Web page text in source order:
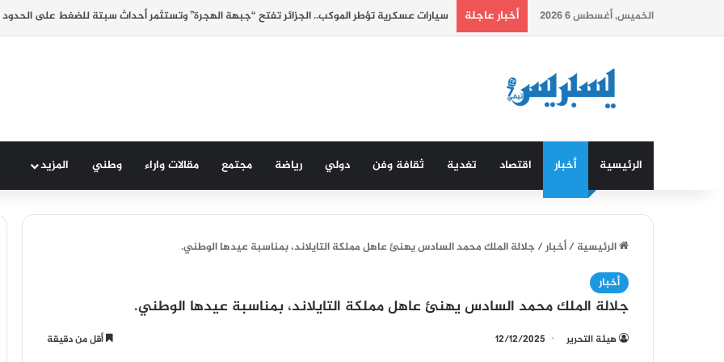
الخميس, أغسطس 6 2026 أخبار عاجلة سيارات عسكرية تؤطر الموكب.. الجزائر تفتح “جبهة الهجرة” وتستثمر أحداث سبتة للضغط على الحدود
الرئيسية أخبار اقتصاد تغدية ثقافة وفن دولي رياضة مجتمع مقالات واراء وطني المزيد
الرئيسية/أخبار/جلالة الملك محمد السادس يهنئ عاهل مملكة التايلاند، بمناسبة عيدها الوطني.
أخبار
جلالة الملك محمد السادس يهنئ عاهل مملكة التايلاند، بمناسبة عيدها الوطني.
هيئة التحرير 12/12/2025 أقل من دقيقة